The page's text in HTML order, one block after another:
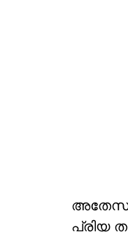
പ്രിയ